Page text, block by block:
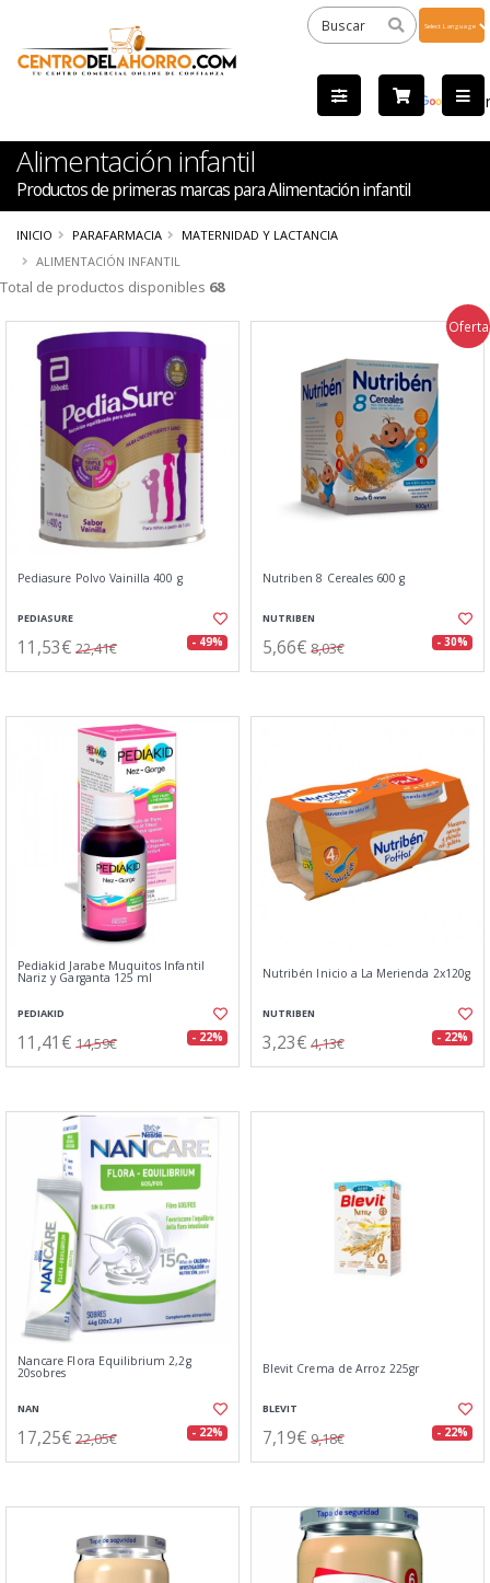
by
Alimentación infantil
Productos de primeras marcas para Alimentación infantil
INICIO PARAFARMACIA
MATERNIDAD Y LACTANCIA
ALIMENTACIÓN INFANTIL
Total de productos disponibles 68
Pediasure Polvo Vainilla 400 g
PEDIASURE
11,53€ 22,41€ - 49%
Oferta
Nutriben 8 Cereales 600 g
NUTRIBEN
5,66€ 8,03€ - 30%
Pediakid Jarabe Muquitos Infantil
Nariz y Garganta 125 ml
PEDIAKID
11,41€ 14,59€ - 22%
Nutribén Inicio a La Merienda 2x120g
NUTRIBEN
3,23€ 4,13€ - 22%
Nancare Flora Equilibrium 2,2g
20sobres
NAN
17,25€ 22,05€ - 22%
Blevit Crema de Arroz 225gr
BLEVIT
7,19€ 9,18€ - 22%